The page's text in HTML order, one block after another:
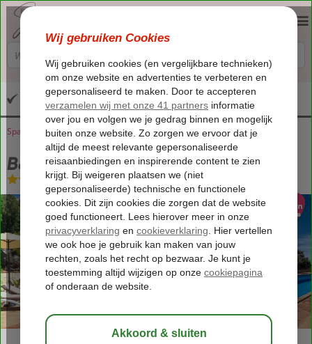
Altijd inclusief huurauto
Home
Spanje Andalusië Sedella B&B Lagabella
B&B Lagabella
Logies-Bed & Breakfast